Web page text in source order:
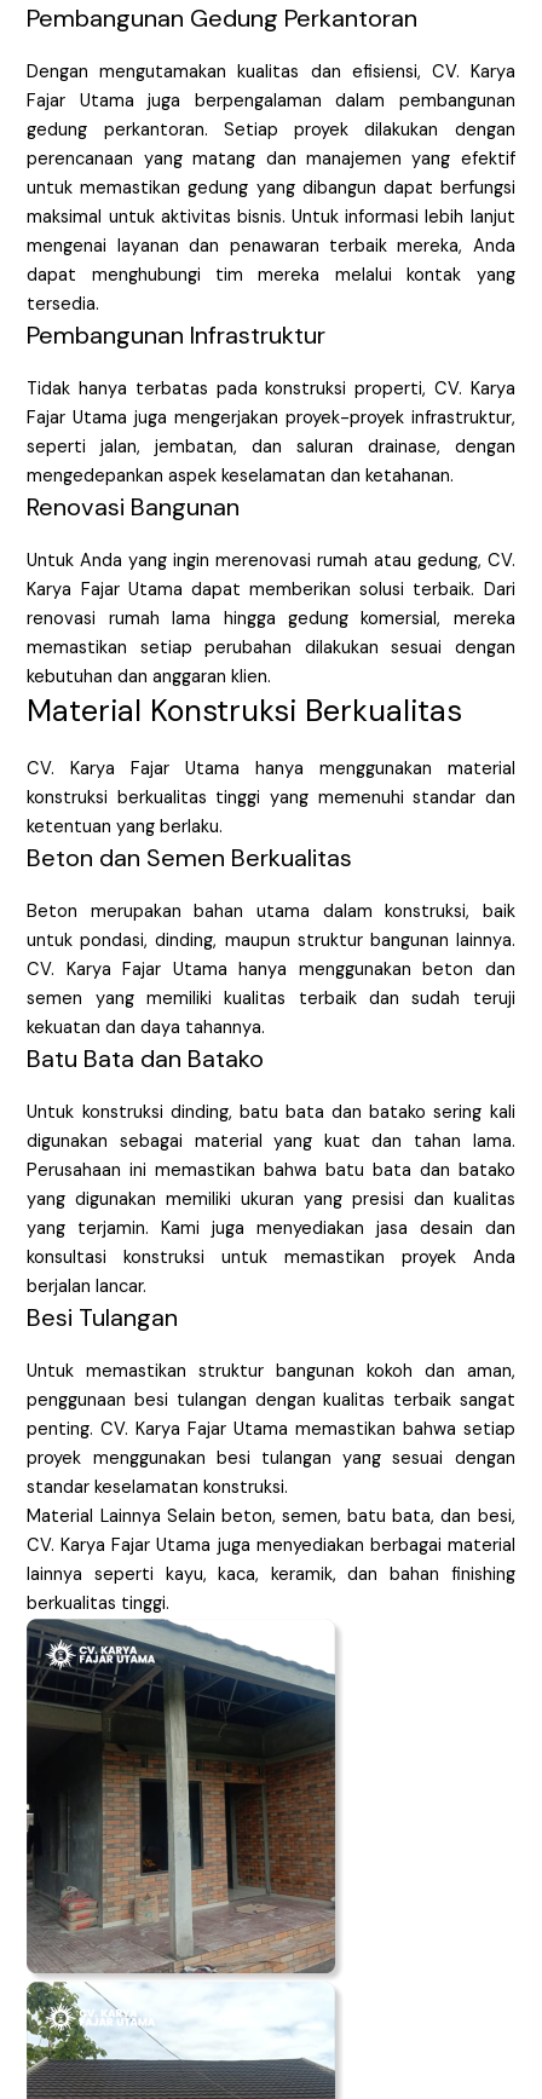
Pembangunan Gedung Perkantoran
Dengan mengutamakan kualitas dan efisiensi, CV. Karya
Fajar Utama juga berpengalaman dalam pembangunan
gedung perkantoran. Setiap proyek dilakukan dengan
perencanaan yang matang dan manajemen yang efektif
untuk memastikan gedung yang dibangun dapat berfungsi
maksimal untuk aktivitas bisnis. Untuk informasi lebih lanjut
mengenai layanan dan penawaran terbaik mereka, Anda
dapat menghubungi tim mereka melalui kontak yang
tersedia.
Pembangunan Infrastruktur
Tidak hanya terbatas pada konstruksi properti, CV. Karya
Fajar Utama juga mengerjakan proyek-proyek infrastruktur,
seperti jalan, jembatan, dan saluran drainase, dengan
mengedepankan aspek keselamatan dan ketahanan.
Renovasi Bangunan
Untuk Anda yang ingin merenovasi rumah atau gedung, CV.
Karya Fajar Utama dapat memberikan solusi terbaik. Dari
renovasi rumah lama hingga gedung komersial, mereka
memastikan setiap perubahan dilakukan sesuai dengan
kebutuhan dan anggaran klien.
Material Konstruksi Berkualitas
CV. Karya Fajar Utama hanya menggunakan material
konstruksi berkualitas tinggi yang memenuhi standar dan
ketentuan yang berlaku.
Beton dan Semen Berkualitas
Beton merupakan bahan utama dalam konstruksi, baik
untuk pondasi, dinding, maupun struktur bangunan lainnya.
CV. Karya Fajar Utama hanya menggunakan beton dan
semen yang memiliki kualitas terbaik dan sudah teruji
kekuatan dan daya tahannya.
Batu Bata dan Batako
Untuk konstruksi dinding, batu bata dan batako sering kali
digunakan sebagai material yang kuat dan tahan lama.
Perusahaan ini memastikan bahwa batu bata dan batako
yang digunakan memiliki ukuran yang presisi dan kualitas
yang terjamin. Kami juga menyediakan jasa desain dan
konsultasi konstruksi untuk memastikan proyek Anda
berjalan lancar.
Besi Tulangan
Untuk memastikan struktur bangunan kokoh dan aman,
penggunaan besi tulangan dengan kualitas terbaik sangat
penting. CV. Karya Fajar Utama memastikan bahwa setiap
proyek menggunakan besi tulangan yang sesuai dengan
standar keselamatan konstruksi.
Material Lainnya Selain beton, semen, batu bata, dan besi,
CV. Karya Fajar Utama juga menyediakan berbagai material
lainnya seperti kayu, kaca, keramik, dan bahan finishing
berkualitas tinggi.